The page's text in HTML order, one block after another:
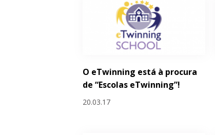
O eTwinning está à procura
de “Escolas eTwinning”!
20.03.17